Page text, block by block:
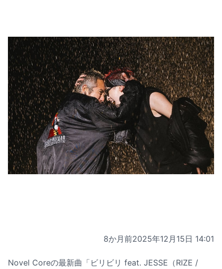
8か月前2025年12月15日 14:01
Novel Coreの最新曲「ビリビリ feat. JESSE （RIZE /